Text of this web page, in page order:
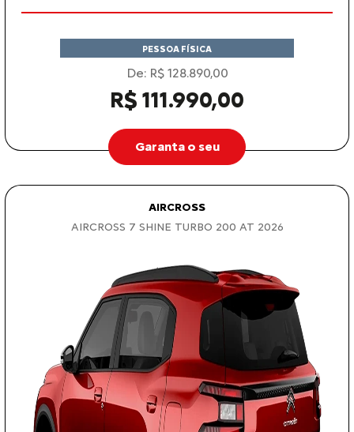
PESSOA FÍSICA
De: R$ 128.890,00
R$ 111.990,00
Garanta o seu
AIRCROSS
AIRCROSS 7 SHINE TURBO 200 AT 2026